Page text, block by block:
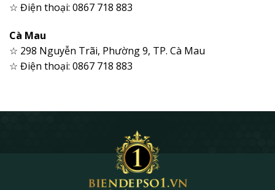
☆ Điện thoại: 0867 718 883
Cà Mau
☆ 298 Nguyễn Trãi, Phường 9, TP. Cà Mau
☆ Điện thoại: 0867 718 883